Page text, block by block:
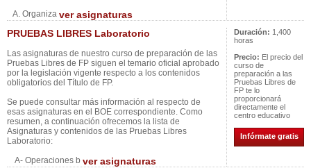
A. Organiza ver asignaturas
PRUEBAS LIBRES Laboratorio
Las asignaturas de nuestro curso de preparación de las
Pruebas Libres de FP siguen el temario oficial aprobado
por la legislación vigente respecto a los contenidos
obligatorios del Título de FP.
Se puede consultar más información al respecto de
esas asignaturas en el BOE correspondiente. Como
resumen, a continuación ofrecemos la lista de
Asignaturas y contenidos de las Pruebas Libres
Laboratorio:
A- Operaciones b ver asignaturas
Duración: 1,400
horas
Precio: El precio del
curso de
preparación a las
Pruebas Libres de
FP te lo
proporcionará
directamente el
centro educativo
Infórmate gratis